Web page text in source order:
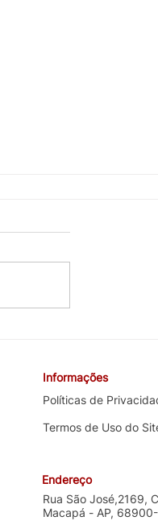
Informações
Políticas de
Termos de Uso do
Endereço
Rua São José,2169,
Macapá - AP,